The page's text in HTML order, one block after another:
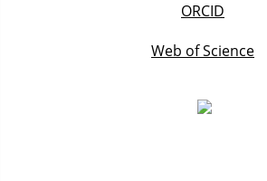
ORCID
Web of Science